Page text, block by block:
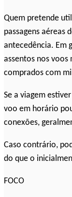
Quem pretende
passagens aéreas
antecedência. Em
assentos nos voos
comprados com
Se a viagem
voo em horário
conexões,
Caso contrário,
do que o
FOCO